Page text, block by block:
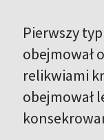
Pierwszy
obejmował
relikwiami
obejmował